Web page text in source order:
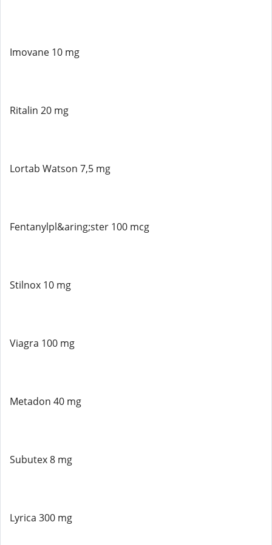
Imovane 10 mg
Ritalin 20 mg
Lortab Watson 7,5 mg
Fentanylpl&aring;ster 100 mcg
Stilnox 10 mg
Viagra 100 mg
Metadon 40 mg
Subutex 8 mg
Lyrica 300 mg